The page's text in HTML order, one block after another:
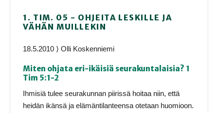
1. TIM. 05 - OHJEITA LESKILLE JA
VÄHÄN MUILLEKIN
18.5.2010 ⟩ Olli Koskenniemi
Miten ohjata eri-ikäisiä seurakuntalaisia? 1
Tim 5:1-2
Ihmisiä tulee seurakunnan piirissä hoitaa niin, että
heidän ikänsä ja elämäntilanteensa otetaan huomioon.